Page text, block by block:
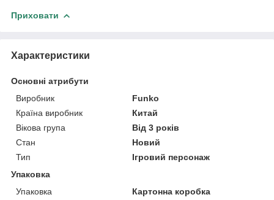
Приховати
Характеристики
Основні атрибути
Виробник
Funko
Країна виробник
Китай
Вікова група
Від 3 років
Стан
Новий
Тип
Ігровий персонаж
Упаковка
Упаковка
Картонна коробка